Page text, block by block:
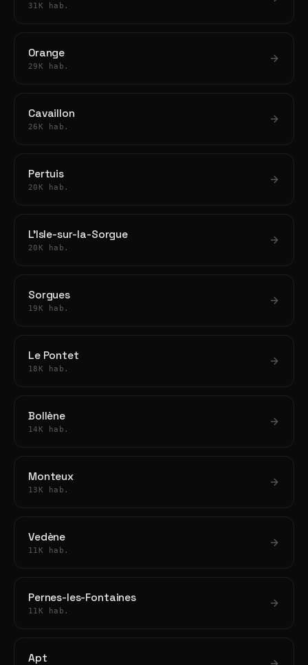
31K hab.
Orange
29K hab.
Cavaillon
26K hab.
Pertuis
20K hab.
L'Isle-sur-la-Sorgue
20K hab.
Sorgues
19K hab.
Le Pontet
18K hab.
Bollène
14K hab.
Monteux
13K hab.
Vedène
11K hab.
Pernes-les-Fontaines
11K hab.
Apt